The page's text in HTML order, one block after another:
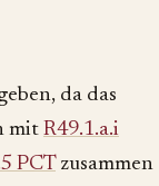
da das
mit R49.1.a.i
PCTzusammen